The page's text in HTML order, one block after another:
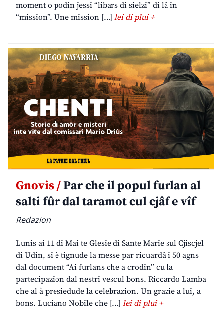
moment o podin jessi “libars di sielzi” di lâ in
“mission”. Une mission […] lei di plui +
Gnovis /Par che il popul furlan al
salti fûr dal taramot cul cjâf e vîf
Redazion
Lunis ai 11 di Mai te Glesie di Sante Marie sul Cjiscjel
di Udin, si è tignude la messe par ricuardâ i 50 agns
dal document “Ai furlans che a crodin” cu la
partecipazion dal nestri vescul bons. Riccardo Lamba
che al à presiedude la celebrazion. Un grazie a lui, a
bons. Luciano Nobile che […] lei di plui +